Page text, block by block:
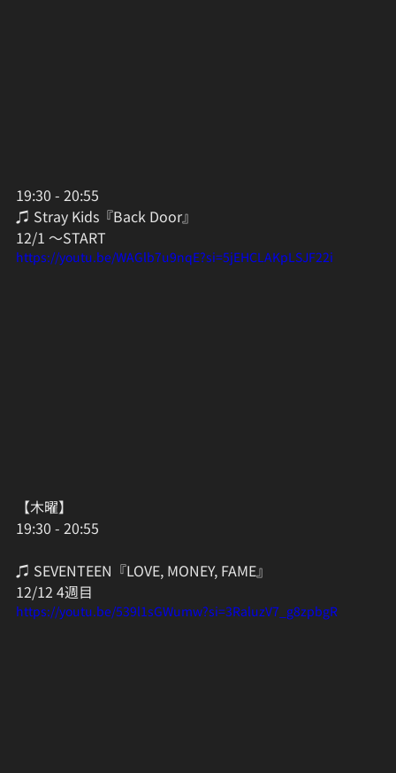
19:30 - 20:55
♫ Stray Kids『Back Door』
12/1 〜START
https://youtu.be/WAGlb7u9nqE?si=5jEHCLAKpLSJF22i
【木曜】
19:30 - 20:55
♫ SEVENTEEN『LOVE, MONEY, FAME』
12/12 4週目
https://youtu.be/539l1sGWumw?si=3RaluzV7_g8zpbgR